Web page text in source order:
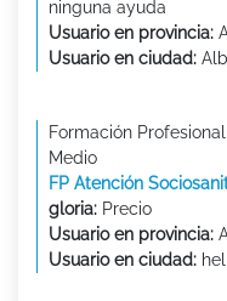
ninguna ayuda
Usuario en provincia:
Usuario en ciudad:
Formación
Medio
FP Atención
gloria: Precio
Usuario en provincia:
Usuario en ciudad: